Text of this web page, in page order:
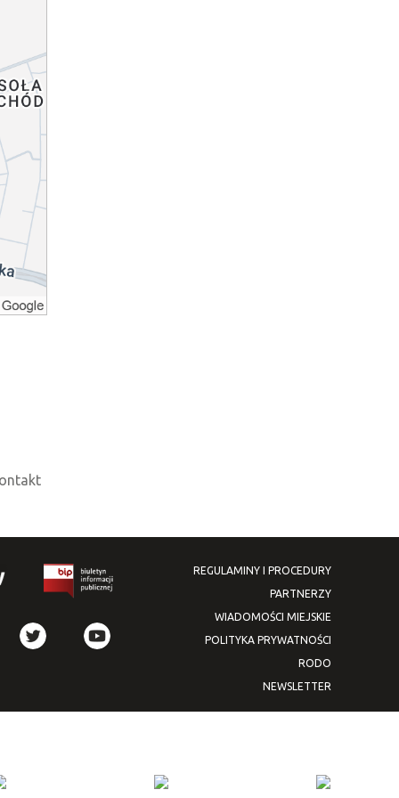
REGULAMINY I PROCEDURY
PARTNERZY
WIADOMOŚCI MIEJSKIE
POLITYKA PRYWATNOŚCI
RODO
NEWSLETTER